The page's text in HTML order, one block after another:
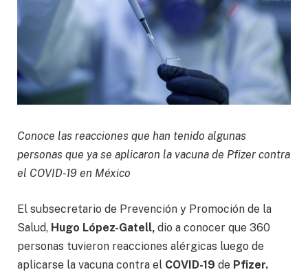
Conoce las reacciones que han tenido algunas
personas que ya se aplicaron la vacuna de Pfizer contra
el COVID-19 en México
El subsecretario de Prevención y Promoción de la
Salud, Hugo López-Gatell, dio a conocer que 360
personas tuvieron reacciones alérgicas luego de
aplicarse la vacuna contra el COVID-19 de Pfizer.